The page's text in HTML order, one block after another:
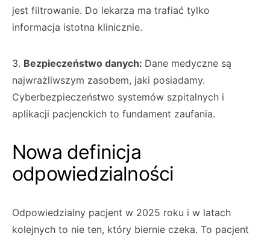
jest filtrowanie. Do lekarza ma trafiać tylko
informacja istotna klinicznie.
3. Bezpieczeństwo danych: Dane medyczne są
najwrażliwszym zasobem, jaki posiadamy.
Cyberbezpieczeństwo systemów szpitalnych i
aplikacji pacjenckich to fundament zaufania.
Nowa definicja
odpowiedzialności
Odpowiedzialny pacjent w 2025 roku i w latach
kolejnych to nie ten, który biernie czeka. To pacjent